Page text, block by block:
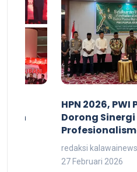
HPN 2026,
Dorong
redaksi kalawainews
27 Februari 2026